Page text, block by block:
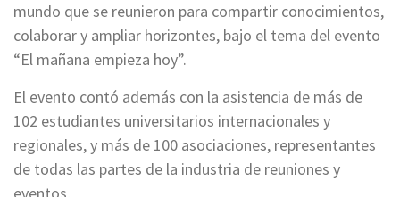
mundo que se reunieron para compartir conocimientos,
colaborar y ampliar horizontes, bajo el tema del evento
“El mañana empieza hoy”.
El evento contó además con la asistencia de más de
102 estudiantes universitarios internacionales y
regionales, y más de 100 asociaciones, representantes
de todas las partes de la industria de reuniones y
eventos,